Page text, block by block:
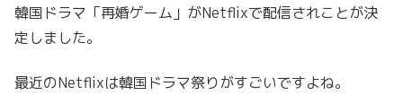
韓国ドラマ「再婚ゲーム」がNetflixで配信されことが決
定しました。
最近のNetflixは韓国ドラマ祭りがすごいですよね。